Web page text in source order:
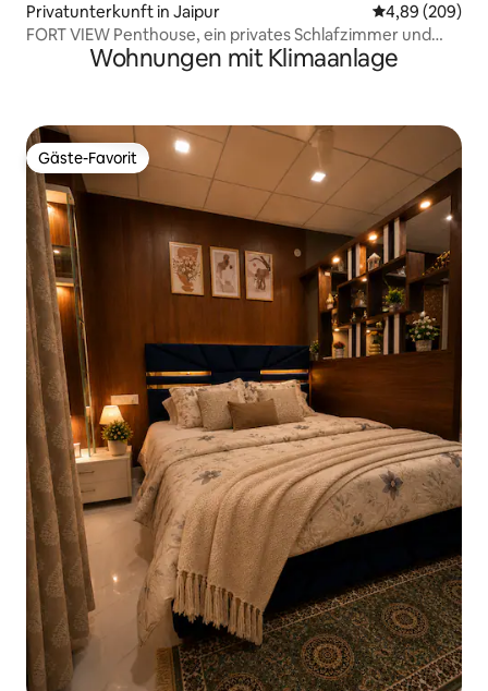
Privatunterkunft in Jaipur
4,89 (209)
FORT VIEW Penthouse, ein privates Schlafzimmer und
Wohnungen mit Klimaanlage
Gäste-Favorit
Gäste-Favorit